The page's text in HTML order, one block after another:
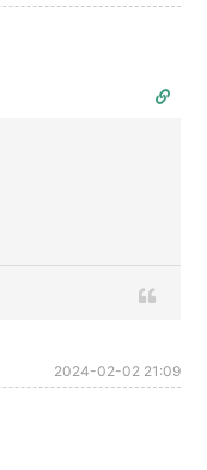
2024-02-02 21:09